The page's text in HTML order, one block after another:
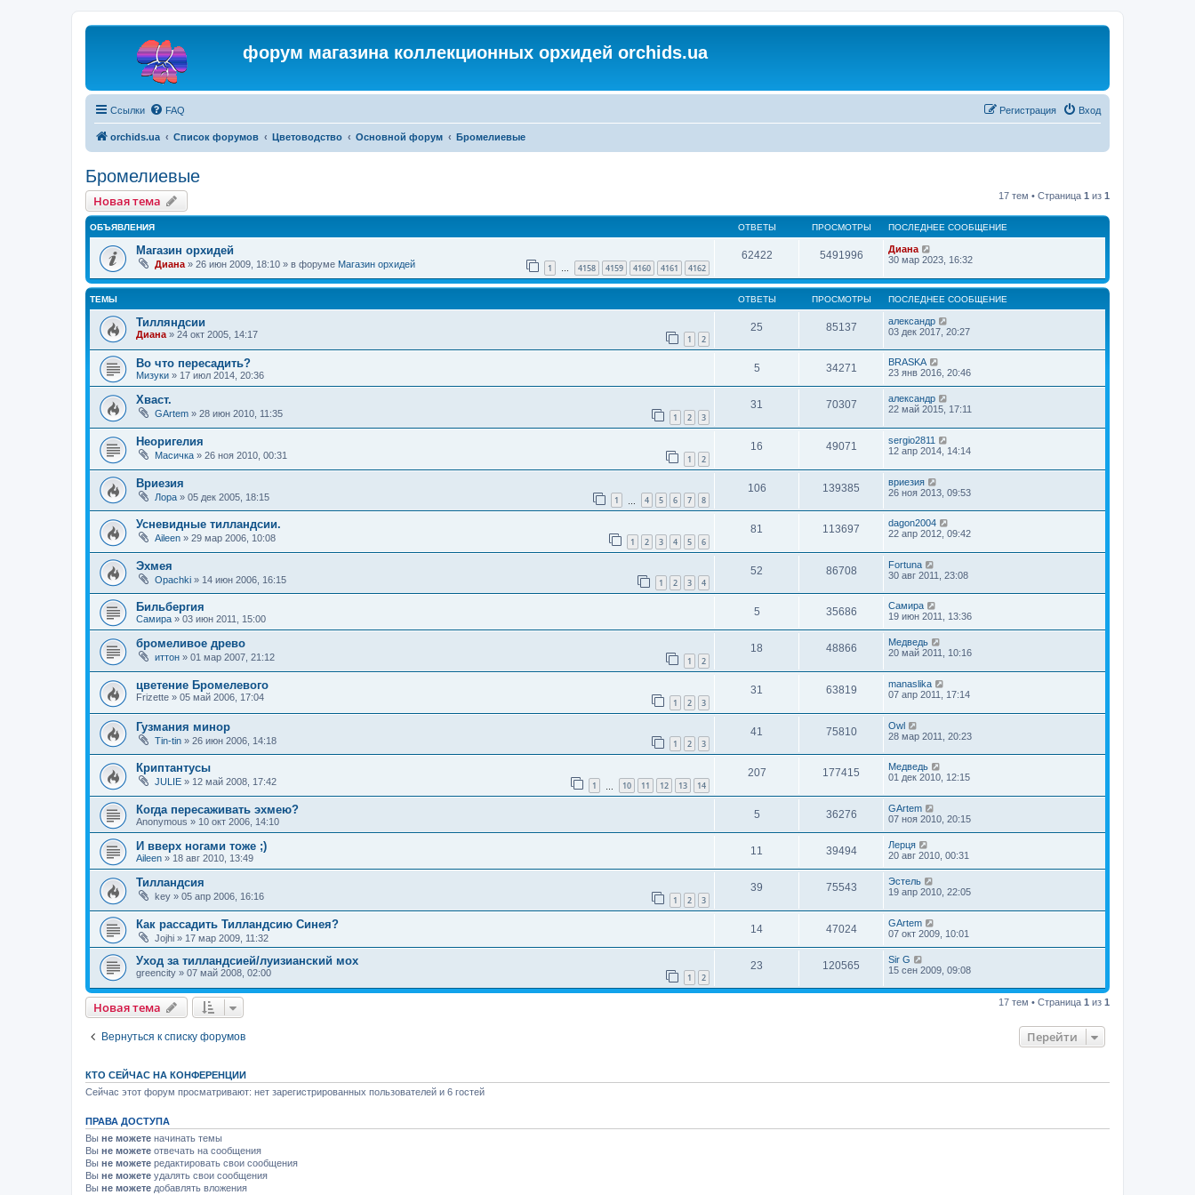
форум магазина коллекционных орхидей orchids.ua
Ссылки FAQ Вход
Регистрация
orchids.ua Список форумов Цветоводство Основной форум Бромелиевые
Бромелиевые
Новая тема 17 тем • Страница 1 из 1
ОБЪЯВЛЕНИЯ ОТВЕТЫ ПРОСМОТРЫ ПОСЛЕДНЕЕ СООБЩЕНИЕ
Магазин орхидей
Диана » 26 июн 2009, 18:10 » в форуме Магазин орхидей 1 … 4158 4159 4160 4161 4162
62422 5491996
Диана
30 мар 2023, 16:32
ТЕМЫ ОТВЕТЫ ПРОСМОТРЫ ПОСЛЕДНЕЕ СООБЩЕНИЕ
Тилляндсии
Диана » 24 окт 2005, 14:17 1 2
25 85137
александр
03 дек 2017, 20:27
Во что пересадить?
Мизуки » 17 июл 2014, 20:36
5 34271
BRASKA
23 янв 2016, 20:46
Хваст.
GArtem » 28 июн 2010, 11:35 1 2 3
31 70307
александр
22 май 2015, 17:11
Неоригелия
Масичка » 26 ноя 2010, 00:31 1 2
16 49071
sergio2811
12 апр 2014, 14:14
Вриезия
Лора » 05 дек 2005, 18:15 1 4 5 6 7 8
106 139385
вриезия
26 ноя 2013, 09:53
Усневидные тилландсии.
Aileen » 29 мар 2006, 10:08 1 2 3 4 5 6
81 113697
dagon2004
22 апр 2012, 09:42
Эхмея
Opachki » 14 июн 2006, 16:15 1 2 3 4
52 86708
Fortuna
30 авг 2011, 23:08
Бильбергия
Самира » 03 июн 2011, 15:00
5 35686
Самира
19 июн 2011, 13:36
бромеливое древо
иттон » 01 мар 2007, 21:12 1 2
18 48866
Медведь
20 май 2011, 10:16
цветение Бромелевого
Frizette » 05 май 2006, 17:04 1 2 3
31 63819
manaslika
07 апр 2011, 17:14
Гузмания минор
Tin-tin » 26 июн 2006, 14:18 1 2 3
41 75810
Owl
28 мар 2011, 20:23
Криптантусы
JULIE » 12 май 2008, 17:42 1 10 11 12 13 14
207 177415
Медведь
01 дек 2010, 12:15
Когда пересаживать эхмею?
Anonymous » 10 окт 2006, 14:10
5 36276
GArtem
07 ноя 2010, 20:15
И вверх ногами тоже ;)
Aileen » 18 авг 2010, 13:49
11 39494
Лерця
20 авг 2010, 00:31
Тилландсия
key » 05 апр 2006, 16:16 1 2 3
39 75543
Эстель
19 апр 2010, 22:05
Как рассадить Тилландсию Синея?
Jojhi » 17 мар 2009, 11:32
14 47024
GArtem
07 окт 2009, 10:01
Уход за тилландсией/луизианский мох
greencity » 07 май 2008, 02:00 1 2
23 120565
Sir G
15 сен 2009, 09:08
Новая тема 17 тем • Страница 1 из 1
Вернуться к списку форумов Перейти
КТО СЕЙЧАС НА КОНФЕРЕНЦИИ
Сейчас этот форум просматривают: нет зарегистрированных пользователей и 6 гостей
ПРАВА ДОСТУПА
Вы не можете начинать темы
Вы не можете отвечать на сообщения
Вы не можете редактировать свои сообщения
Вы не можете удалять свои сообщения
Вы не можете добавлять вложения